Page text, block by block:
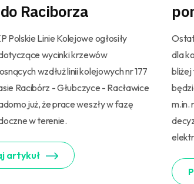
Raciborza
Polskie Linie Kolejowe ogłosiły
wycinki krzewów
wzdłuż linii kolejowych nr 177
Racibórz - Głubczyce - Racławice
już, że prace weszły w fazę
w terenie.
artykuł
dla
bliżej
m.in.